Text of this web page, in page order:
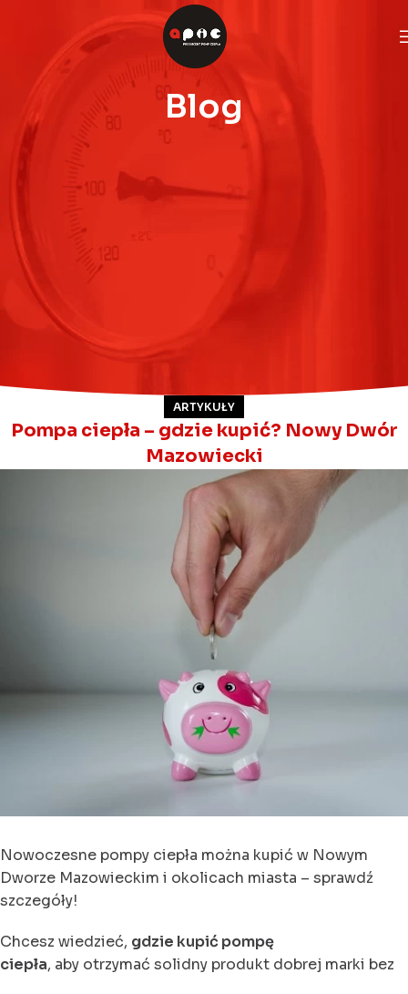
Blog
ARTYKUŁY
Pompa ciepła – gdzie kupić? Nowy Dwór
Mazowiecki
Nowoczesne pompy ciepła można kupić w Nowym
Dworze Mazowieckim i okolicach miasta – sprawdź
szczegóły!
Chcesz wiedzieć, gdzie kupić pompę
ciepła, aby otrzymać solidny produkt dobrej marki bez